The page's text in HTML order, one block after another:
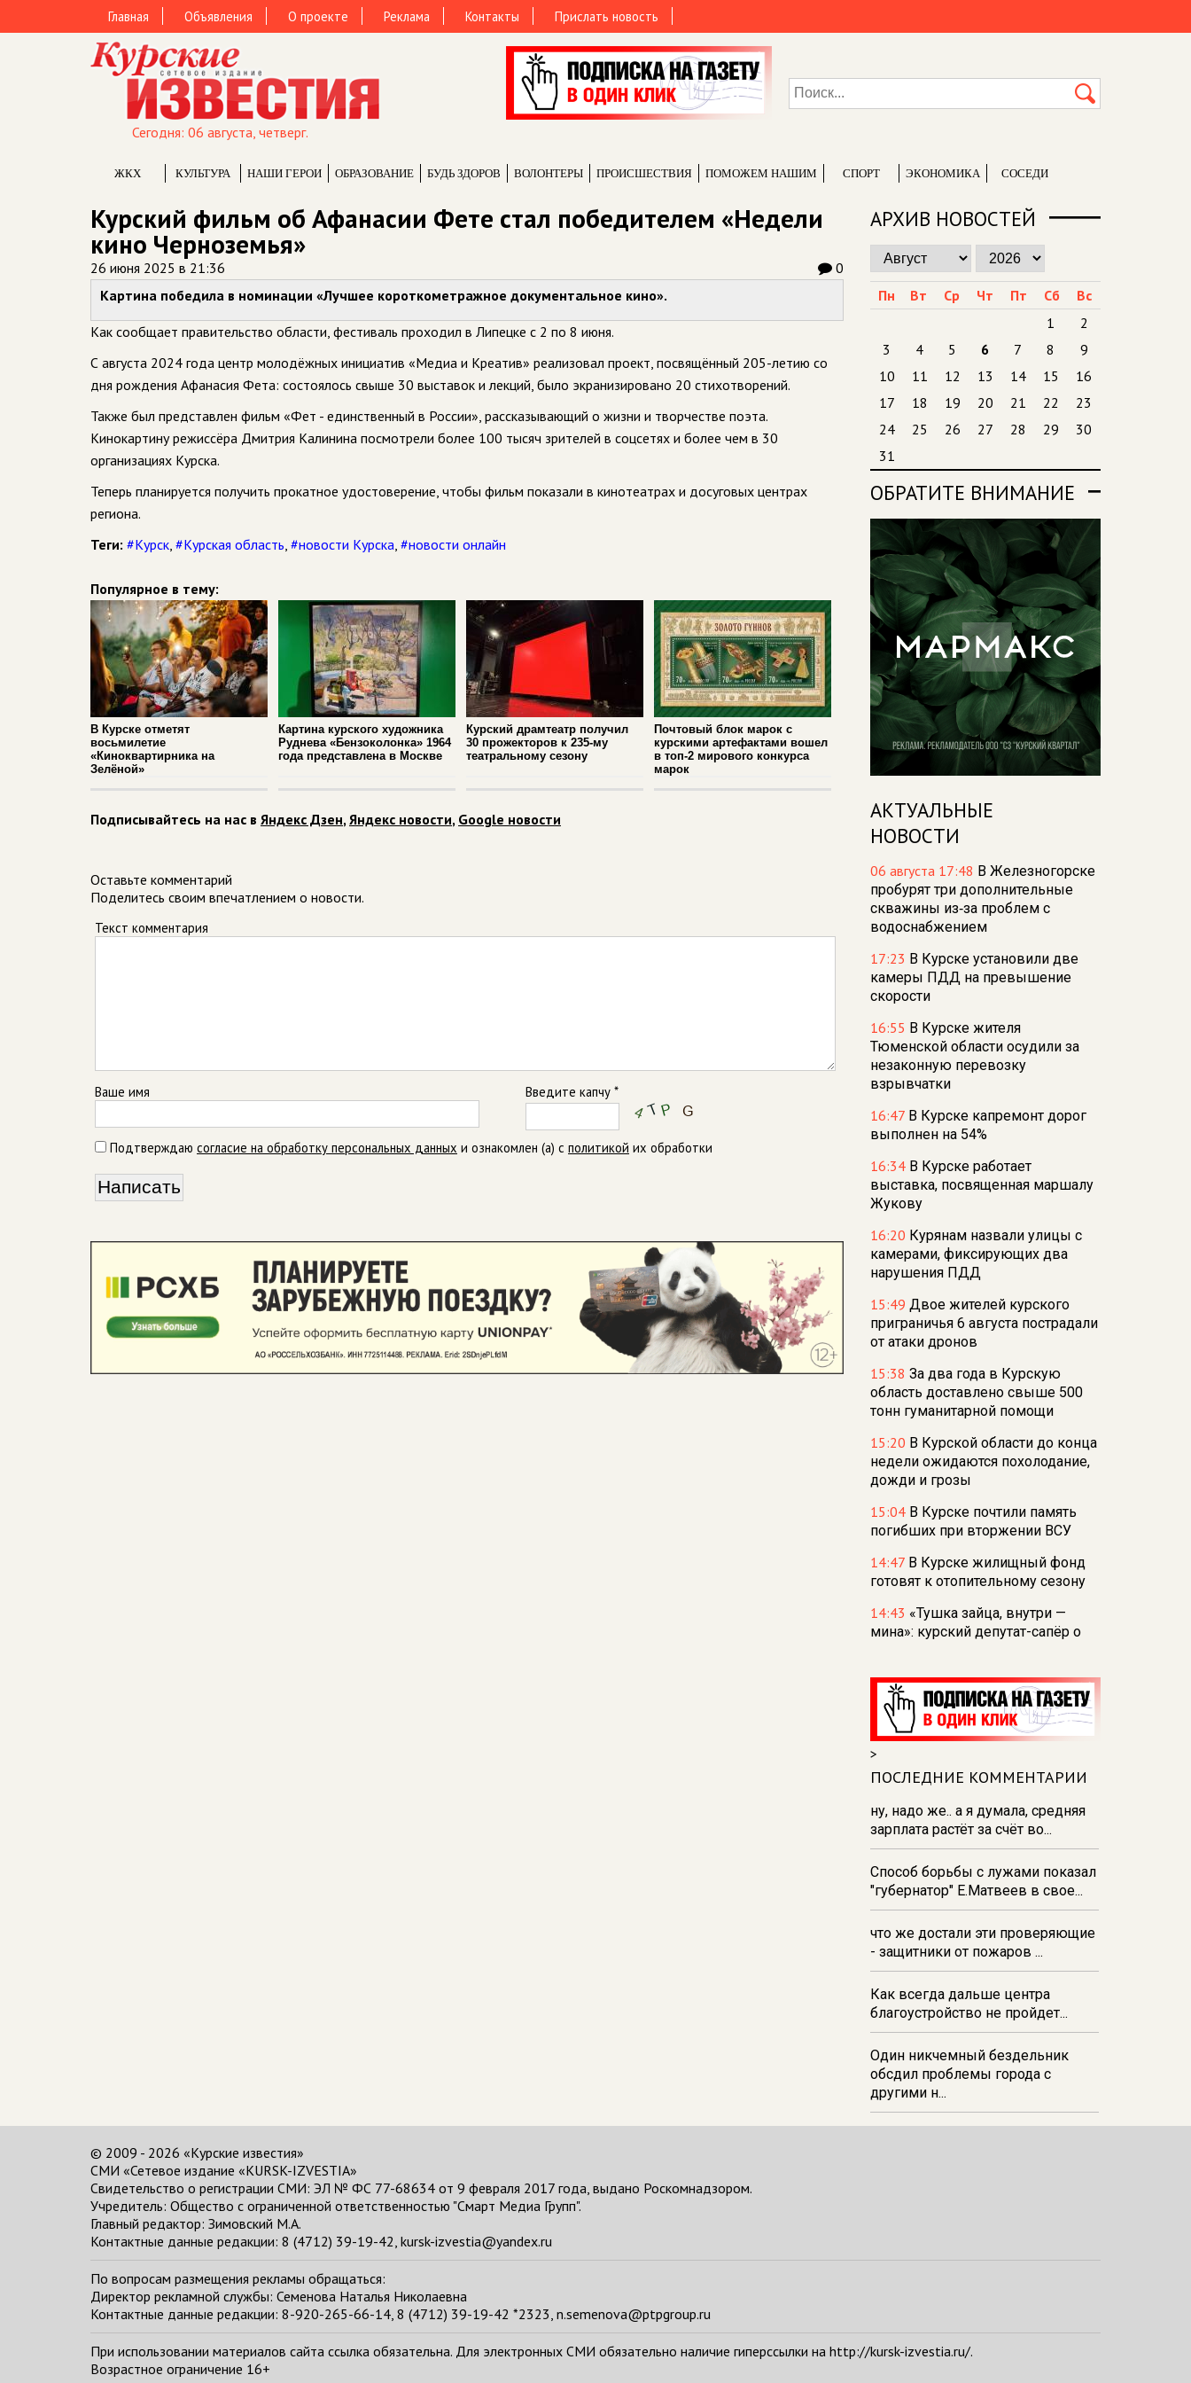
Главная Объявления О проекте Реклама Контакты Прислать новость
Сегодня: 06 августа, четверг.
ЖКХ КУЛЬТУРА НАШИ ГЕРОИ ОБРАЗОВАНИЕ БУДЬ ЗДОРОВ ВОЛОНТЕРЫ ПРОИCШЕСТВИЯ ПОМОЖЕМ НАШИМ СПОРТ ЭКОНОМИКА СОСЕДИ
Курский фильм об Афанасии Фете стал победителем «Недели
кино Черноземья»
26 июня 2025 в 21:36
0
Картина победила в номинации «Лучшее короткометражное документальное кино».
Как сообщает правительство области, фестиваль проходил в Липецке с 2 по 8 июня.
С августа 2024 года центр молодёжных инициатив «Медиа и Креатив» реализовал проект, посвящённый 205-летию со
дня рождения Афанасия Фета: состоялось свыше 30 выставок и лекций, было экранизировано 20 стихотворений.
Также был представлен фильм «Фет - единственный в России», рассказывающий о жизни и творчестве поэта.
Кинокартину режиссёра Дмитрия Калинина посмотрели более 100 тысяч зрителей в соцсетях и более чем в 30
организациях Курска.
Теперь планируется получить прокатное удостоверение, чтобы фильм показали в кинотеатрах и досуговых центрах
региона.
Теги: #Курск, #Курская область, #новости Курска, #новости онлайн
Популярное в тему:
В Курске отметят
восьмилетие
«Киноквартирника на
Зелёной»
Картина курского художника
Руднева «Бензоколонка» 1964
года представлена в Москве
Курский драмтеатр получил
30 прожекторов к 235‑му
театральному сезону
Почтовый блок марок с
курскими артефактами вошел
в топ‑2 мирового конкурса
марок
Подписывайтесь на нас в Яндекс Дзен,Яндекс новости, Google новости
Оставьте комментарий
Поделитесь своим впечатлением о новости.
Текст комментария
Ваше имя Введите капчу *
Подтверждаю согласие на обработку персональных данных и ознакомлен (а) с политикой их обработки
АРХИВ НОВОСТЕЙ
Пн Вт Ср Чт Пт Сб
Вс
1
2
3
4 5 6 7 8
9
10
11 12 13 14 15
16
17
18 19 20 21 22
23
24
25 26 27 28 29
30
31
ОБРАТИТЕ ВНИМАНИЕ
АКТУАЛЬНЫЕ
НОВОСТИ
06 августа 17:48 В Железногорске
пробурят три дополнительные
скважины из‑за проблем с
водоснабжением
17:23 В Курске установили две
камеры ПДД на превышение
скорости
16:55 В Курске жителя
Тюменской области осудили за
незаконную перевозку
взрывчатки
16:47 В Курске капремонт дорог
выполнен на 54%
16:34 В Курске работает
выставка, посвященная маршалу
Жукову
16:20 Курянам назвали улицы с
камерами, фиксирующих два
нарушения ПДД
15:49 Двое жителей курского
приграничья 6 августа пострадали
от атаки дронов
15:38 За два года в Курскую
область доставлено свыше 500
тонн гуманитарной помощи
15:20 В Курской области до конца
недели ожидаются похолодание,
дожди и грозы
15:04 В Курске почтили память
погибших при вторжении ВСУ
14:47 В Курске жилищный фонд
готовят к отопительному сезону
14:43 «Тушка зайца, внутри —
мина»: курский депутат-сапёр о
14:37В Железногорске из-за
аномальной жары ввели подачу
воды по графику
14:21
покажут четыре российских
фильма
13:52В Железногорске за
мошенничество на 59 тыс.рублей
>
ПОСЛЕДНИЕ КОММЕНТАРИИ
ну, надо же.. а я думала, средняя
зарплата растёт за счёт во...
Способ борьбы с лужами показал
"губернатор" Е.Матвеев в свое...
что же достали эти проверяющие
- защитники от пожаров ...
Как всегда дальше центра
благоустройство не пройдет...
Один никчемный бездельник
обсдил проблемы города с
другими н...
© 2009 - 2026 «Курские известия»
СМИ «Сетевое издание «KURSK-IZVESTIA»
Свидетельство о регистрации СМИ: ЭЛ № ФС 77-68634 от 9 февраля 2017 года, выдано Роскомнадзором.
Учредитель: Общество с ограниченной ответственностью "Смарт Медиа Групп".
Главный редактор: Зимовский М.А.
Контактные данные редакции: 8 (4712) 39-19-42, kursk-izvestia@yandex.ru
По вопросам размещения рекламы обращаться:
Директор рекламной службы: Семенова Наталья Николаевна
Контактные данные редакции: 8-920-265-66-14, 8 (4712) 39-19-42 *2323, n.semenova@ptpgroup.ru
При использовании материалов сайта ссылка обязательна. Для электронных СМИ обязательно наличие гиперссылки на http://kursk-izvestia.ru/.
Возрастное ограничение 16+